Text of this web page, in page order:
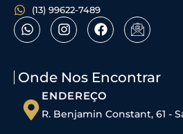
(13) 99622-7489
Onde Nos Encontrar
ENDEREÇO
R. Benjamin Constant, 61 -